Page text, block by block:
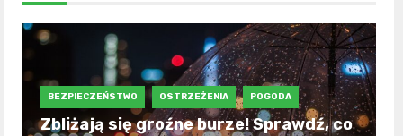
BEZPIECZEŃSTWO OSTRZEŻENIA POGODA
Zbliżają się groźne burze! Sprawdź, co